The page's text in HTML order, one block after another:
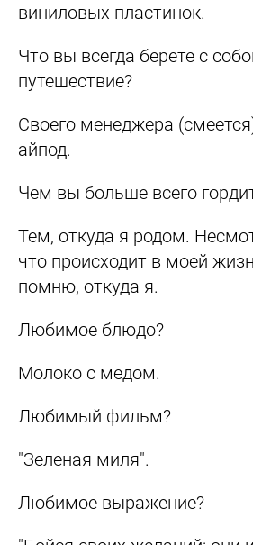
виниловых пластинок.
Что вы всегда берете с
путешествие?
Своего менеджера (смеется
айпод.
Чем вы больше всего
Тем, откуда я родом.
что происходит в моей
помню, откуда я.
Любимое блюдо?
Молоко с медом.
Любимый фильм?
"Зеленая миля".
Любимое выражение?